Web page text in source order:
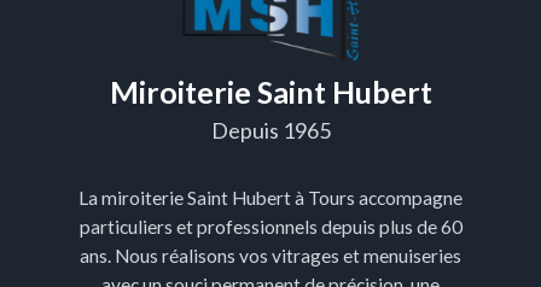
Miroiterie Saint Hubert
Depuis 1965
La miroiterie Saint Hubert à Tours accompagne
particuliers et professionnels depuis plus de 60
ans. Nous réalisons vos vitrages et menuiseries